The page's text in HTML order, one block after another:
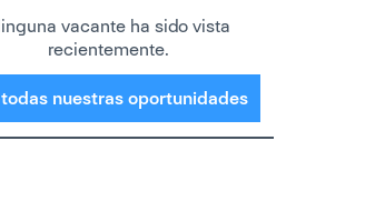
vacante ha sido vista
recientemente.
nuestras oportunidades